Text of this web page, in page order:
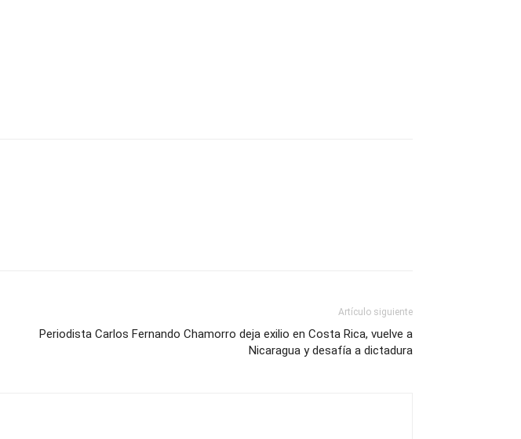
Artículo siguiente
Periodista Carlos Fernando Chamorro deja exilio en Costa Rica, vuelve a
Nicaragua y desafía a dictadura